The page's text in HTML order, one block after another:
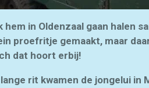
hem in Oldenzaal gaan halen
proefritje gemaakt, maar
dat hoort erbij!
rit kwamen de jongelui